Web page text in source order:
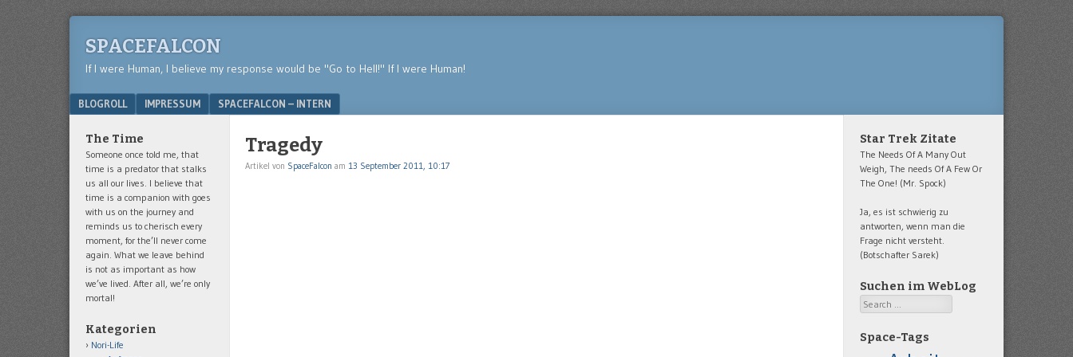
SPACEFALCON
If I were Human, I believe my response would be "Go to Hell!" If I were Human!
Menu
SKIP TO CONTENT
BLOGROLL IMPRESSUM SPACEFALCON – INTERN
Tragedy
Artikel von SpaceFalcon am 13 September 2011, 10:17
The Time
Someone once told me, that
time is a predator that stalks
us all our lives. I believe that
time is a companion with goes
with us on the journey and
reminds us to cherisch every
moment, for the’ll never come
again. What we leave behind
is not as important as how
we’ve lived. After all, we’re only
mortal!
Kategorien
Nori-Life
Star Trek Zitate
The Needs Of A Many Out
Weigh, The needs Of A Few Or
The One! (Mr. Spock)
Ja, es ist schwierig zu
antworten, wenn man die
Frage nicht versteht.
(Botschafter Sarek)
Suchen im WebLog
Search
Space-Tags